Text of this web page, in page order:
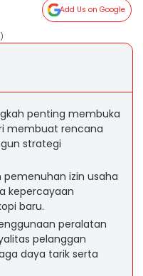
Add Us on Google
penting membuka
membuat rencana
strategi
izin usaha
kepercayaan
baru.
peralatan
pelanggan
daya tarik serta